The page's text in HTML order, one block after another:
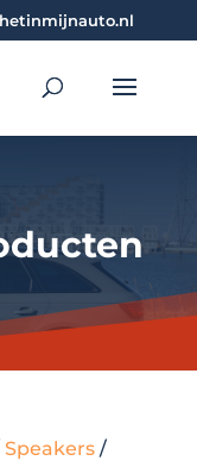
Speakers/